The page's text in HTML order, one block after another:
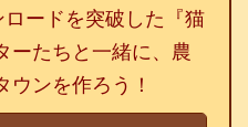
ードを突破した『猫
ーたちと一緒に、農
ンを作ろう！